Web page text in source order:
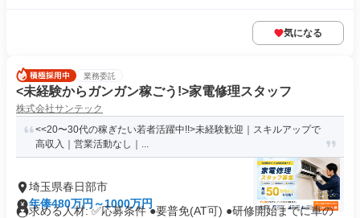
気になる
業務委託
<未経験からガンガン稼ごう!>家電修理スタッフ
株式会社サンテック
<<20〜30代の稼ぎたい若者活躍中!!>未経験歓迎｜スキルアップで
高収入｜営業活動なし｜...
埼玉県春日部市
年俸480万円～1000万円
求める人材: ✅️応募条件 ●要普免(AT可) ●研修開始までに車の